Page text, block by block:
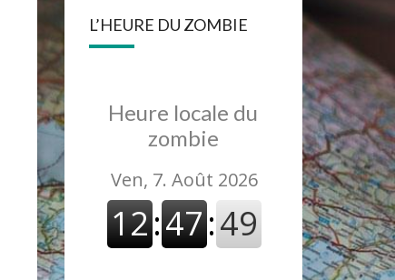
L’HEURE DU ZOMBIE
Heure locale du
zombie